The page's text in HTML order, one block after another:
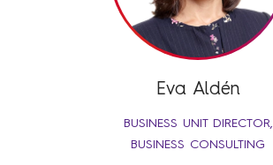
Eva Aldén
BUSINESS UNIT DIRECTOR,
BUSINESS CONSULTING